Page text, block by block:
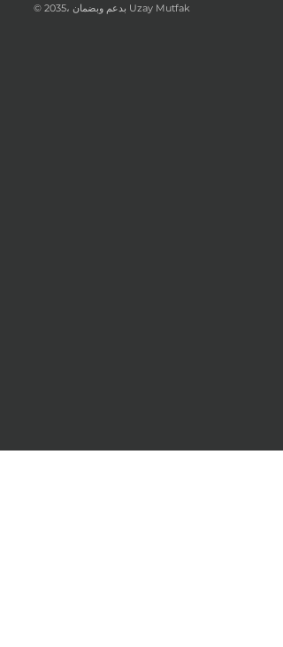
© 2035، بدعم وبضمان Uzay Mutfak